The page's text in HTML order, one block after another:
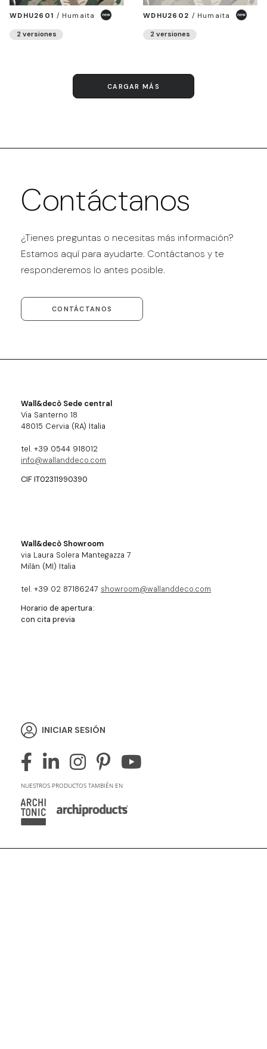
WDHU2601 / Humaita
2 versiones
WDHU2602 / Humaita
2 versiones
CARGAR MÁS
Contáctanos
¿Tienes preguntas o necesitas más información?
Estamos aquí para ayudarte. Contáctanos y te
responderemos lo antes posible.
CONTÁCTANOS
Wall&decò Sede central
Via Santerno 18
48015 Cervia (RA) Italia
tel. +39 0544 918012
info@wallanddeco.com
CIF IT02311990390
Wall&decò Showroom
via Laura Solera Mantegazza 7
Milán (MI) Italia
tel. +39 02 87186247 showroom@wallanddeco.com
Horario de apertura:
con cita previa
INICIAR SESIÓN
NUESTROS PRODUCTOS TAMBIÉN EN